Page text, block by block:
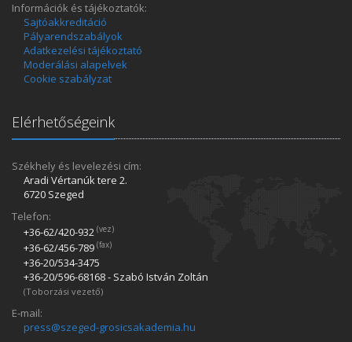
Információk és tájékoztatók:
Sajtóakkreditáció
Pályarendszabályok
Adatkezelési tájékoztató
Moderálási alapelvek
Cookie szabályzat
Elérhetőségeink
Székhely és levelezési cím:
Aradi Vértanúk tere 2.
6720 Szeged
Telefon:
+36-62/420­-932 (vez)
+36-62/456­-789 (fax)
+36-20/534­-3475
+36-20/596­-68168 - Szabó István Zoltán
(Toborzási vezető)
E-mail:
press@szeged-grosicsakademia.hu